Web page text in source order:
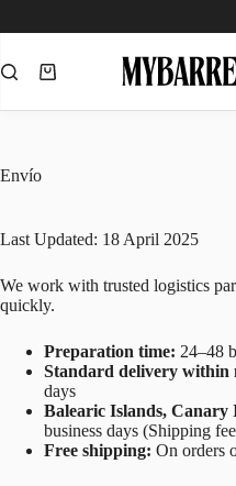
Carro
Envío
Last Updated: 18 April 2025
We work with trusted logistics
quickly.
Preparation time: 24–48
Standard delivery within
days
Balearic Islands,
business days (Shipping
Free shipping: On orders